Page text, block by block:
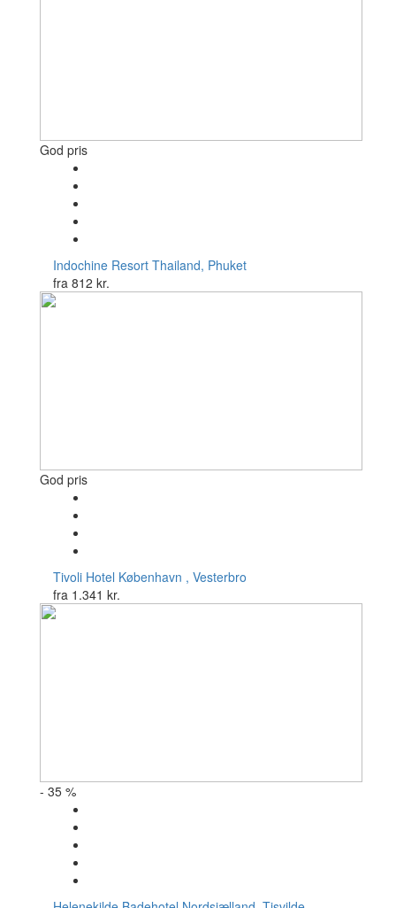
God pris
Indochine Resort Thailand, Phuket
fra 812 kr.
God pris
Tivoli Hotel København , Vesterbro
fra 1.341 kr.
- 35 %